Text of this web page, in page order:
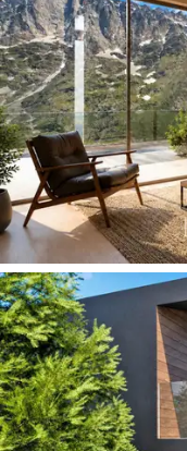
balançocontra a
centenários. A
emmadeira
eleva-se em
aço que conferem
leveza e
protegidos por
vista completa e
Situada em uma
propriedade
histórica de pedra
uma fusão
alpinae a
contemporâneo.